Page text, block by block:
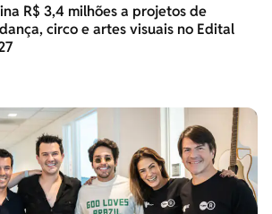
R$ 3,4 milhões a projetos de
circo e artes visuais no Edital